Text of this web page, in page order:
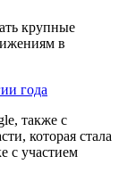
крупные
в
года
также с
которая стала
с участием